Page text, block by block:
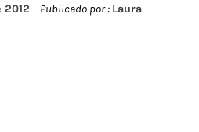
2012 Publicado por : Laura